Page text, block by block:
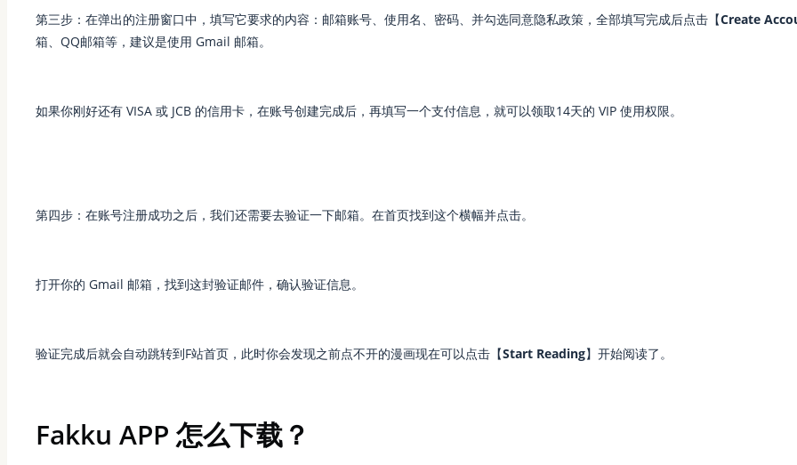
第三步：在弹出的注册窗口中，填写它要求的内容：邮箱账号、使用名、密码、并勾选同意隐私政策，全部填写完成后点击【Create
箱、QQ邮箱等，建议是使用 Gmail 邮箱。
如果你刚好还有 VISA 或 JCB 的信用卡，在账号创建完成后，再填写一个支付信息，就可以领取14天的 VIP 使用权限。
第四步：在账号注册成功之后，我们还需要去验证一下邮箱。在首页找到这个横幅并点击。
打开你的 Gmail 邮箱，找到这封验证邮件，确认验证信息。
验证完成后就会自动跳转到F站首页，此时你会发现之前点不开的漫画现在可以点击【Start Reading】开始阅读了。
Fakku APP 怎么下载？